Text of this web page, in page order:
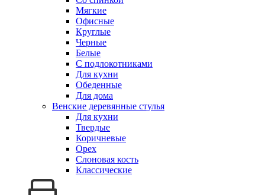
Мягкие
Офисные
Круглые
Черные
Белые
С подлокотниками
Для кухни
Обеденные
Для дома
Венские деревянные стулья
Для кухни
Твердые
Коричневые
Орех
Слоновая кость
Классические